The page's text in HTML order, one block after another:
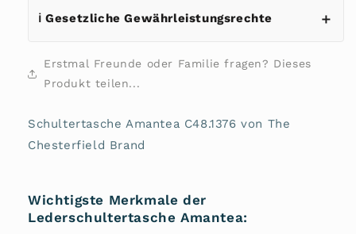
ℹ️ Gesetzliche Gewährleistungsrechte
Erstmal Freunde oder Familie fragen? Dieses
Produkt teilen...
Schultertasche Amantea C48.1376 von The
Chesterfield Brand
Wichtigste Merkmale der
Lederschultertasche Amantea: